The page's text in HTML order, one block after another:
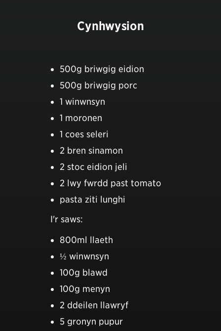
Cynhwysion
500g briwgig eidion
500g briwgig porc
1 winwnsyn
1 moronen
1 coes seleri
2 bren sinamon
2 stoc eidion jeli
2 lwy fwrdd past tomato
pasta ziti lunghi
I'r saws:
800ml llaeth
½ winwnsyn
100g blawd
100g menyn
2 ddeilen llawryf
5 gronyn pupur